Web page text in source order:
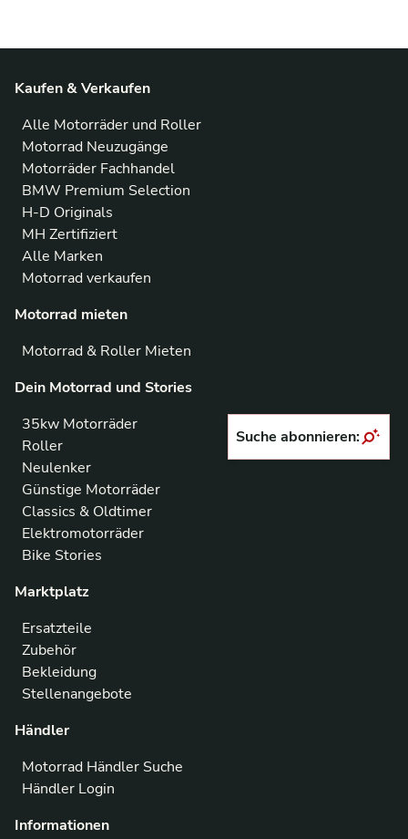
Kaufen & Verkaufen
Alle Motorräder und Roller
Motorrad Neuzugänge
Motorräder Fachhandel
BMW Premium Selection
H-D Originals
MH Zertifiziert
Alle Marken
Motorrad verkaufen
Motorrad mieten
Motorrad & Roller Mieten
Dein Motorrad und Stories
35kw Motorräder
Roller
Neulenker
Günstige Motorräder
Classics & Oldtimer
Elektromotorräder
Bike Stories
Marktplatz
Ersatzteile
Zubehör
Bekleidung
Stellenangebote
Händler
Motorrad Händler Suche
Händler Login
Informationen
Suche abonnieren: